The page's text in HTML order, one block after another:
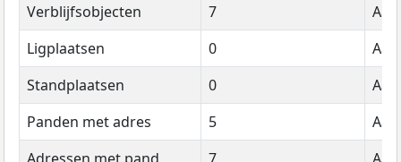
Verblijfsobjecten 7
Ligplaatsen
0
Standplaatsen
0
Panden met adres
5